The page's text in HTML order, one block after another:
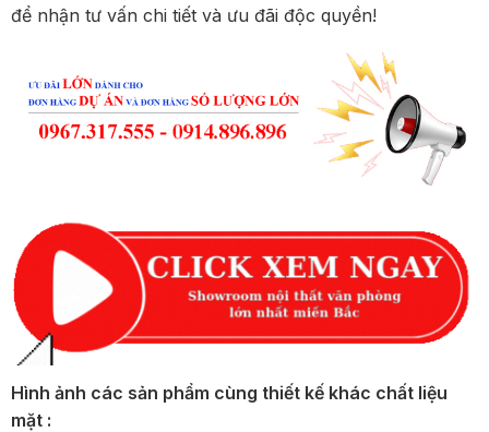
để nhận tư vấn chi tiết và ưu đãi độc quyền!
Hình ảnh các sản phẩm cùng thiết kế khác chất liệu
mặt :